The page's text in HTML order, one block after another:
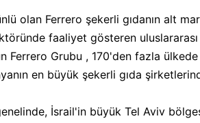
olan Ferrero şekerli gıdanın alt
faaliyet gösteren
Ferrero Grubu , 170'den fazla
en büyük şekerli gıda
İsrail'in büyük Tel Aviv